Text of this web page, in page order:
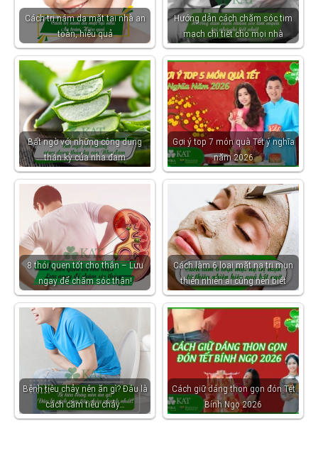
Cách trị nám da mặt tại nhà an
toàn, hiệu quả
Hướng dẫn cách chăm sóc tim
mạch chi tiết cho mọi nhà
Bất ngờ với những công dụng
thần kỳ của nha đam
Gợi ý top 7 món quà Tết ý nghĩa
năm 2026
8 thói quen tốt cho thận – Lưu
ngay để chăm sóc thận!
Cách làm 6 loại mặt nạ trị mụn
thiên nhiên ai cũng nên biết
Bệnh tiêu chảy nên ăn gì? Đâu là
cách cầm tiêu chảy…
Cách giữ dáng thon gọn đón Tết
Bính Ngọ 2026